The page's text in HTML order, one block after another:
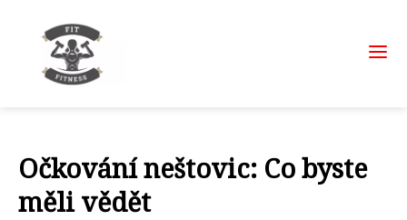
Očkování neštovic: Co byste
měli vědět